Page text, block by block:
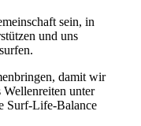
sein, in
und uns
damit wir
Wellenreiten unter
Surf-Life-Balance